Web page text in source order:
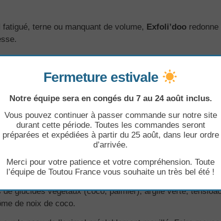
terne ou manquant de volume, Exfoli’doo
de fraîcheur et de bien-être. Chaque bain
superflus,Exfoli’doorespecte le bien-être animal
pour son efficacité et sa capacité à transformer un
beauté naturelle .
glucides végétaux (coco, palmier), argile verte,
de noix de coco.
Fermeture estivale
Notre équipe sera en congés du 7 au 24 août inclus.
Vous pouvez continuer à passer commande sur notre site
durant cette période. Toutes les commandes seront
préparées et expédiées à partir du 25 août, dans leur ordre
d’arrivée.
Merci pour votre patience et votre compréhension. Toute
l’équipe de Toutou France vous souhaite un très bel été !